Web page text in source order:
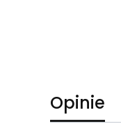
Opinie